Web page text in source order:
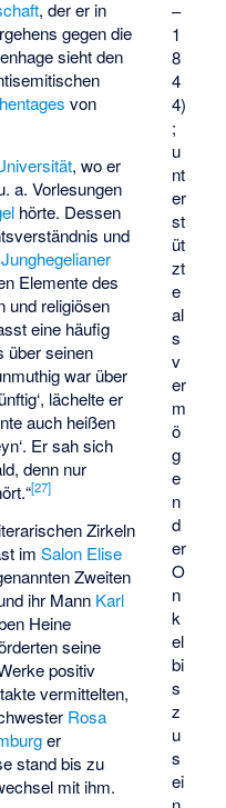
–
1
8
4
4)
;
u
nt
er
st
üt
zt
e
al
s
v
er
m
ö
g
e
n
d
er
O
n
k
el
bi
s
z
u
s
ei
, der er in
gegen die
sieht den
von
, wo er
a. Vorlesungen
hörte. Dessen
und
Junghegelianer
Elemente des
und religiösen
eine häufig
über seinen
war über
lächelte er
auch heißen
Er sah sich
denn nur
[27]
Zirkeln
imSalon Elise
Zweiten
ihr Mann Karl
Heine
seine
positiv
vermittelten,
Rosa
er
stand bis zu
mit ihm.